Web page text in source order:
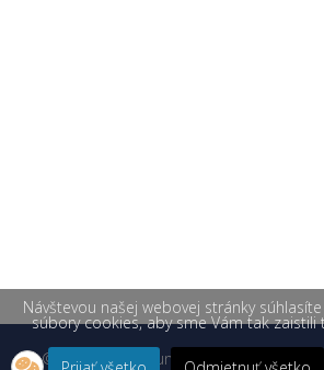
© 2026 Žilinská univerzita v Žiline.
Návštevou našej webovej stránky
súbory cookies, aby sme Vám tak zaistili